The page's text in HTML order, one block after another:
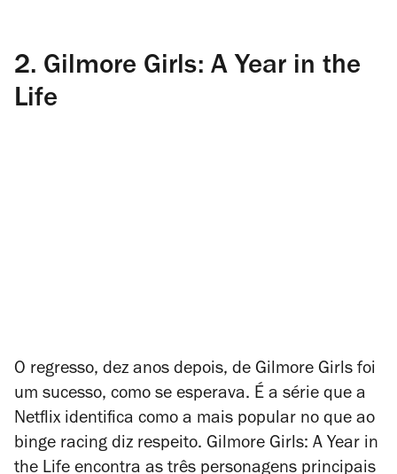
2. Gilmore Girls: A Year in the
Life
O regresso, dez anos depois, de Gilmore Girls foi
um sucesso, como se esperava. É a série que a
Netflix identifica como a mais popular no que ao
binge racing diz respeito. Gilmore Girls: A Year in
the Life encontra as três personagens principais